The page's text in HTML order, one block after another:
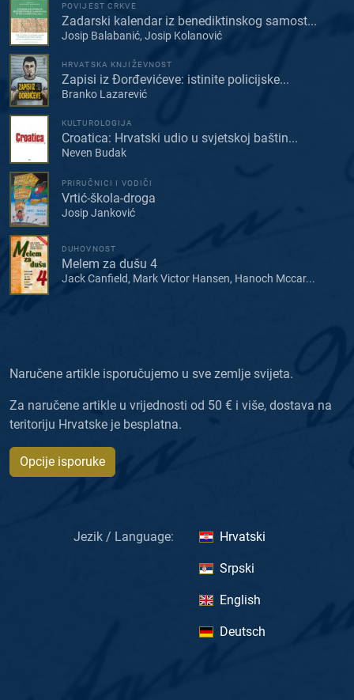
POVIJEST CRKVE
Zadarski kalendar iz benediktinskog samost...
Josip Balabanić, Josip Kolanović
HRVATSKA KNJIŽEVNOST
Zapisi iz Đorđevićeve: istinite policijske...
Branko Lazarević
KULTUROLOGIJA
Croatica: Hrvatski udio u svjetskoj baštin...
Neven Budak
PRIRUČNICI I VODIČI
Vrtić-škola-droga
Josip Janković
DUHOVNOST
Melem za dušu 4
Jack Canfield, Mark Victor Hansen, Hanoch Mccar...
Naručene artikle isporučujemo u sve zemlje svijeta.
Za naručene artikle u vrijednosti od 50 € i više, dostava na
teritoriju Hrvatske je besplatna.
Opcije isporuke
Jezik / Language: Hrvatski
Srpski
English
Deutsch